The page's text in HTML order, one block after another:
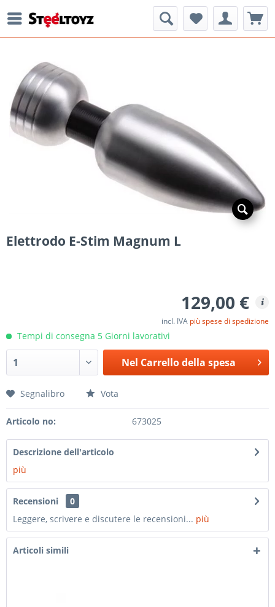
Elettrodo E-Stim Magnum L
129,00 €
incl. IVA più spese di spedizione
Tempi di consegna 5 Giorni lavorativi
Nel Carrello della spesa
Segnalibro Vota
Articolo no: 673025
Descrizione dell'articolo
più
Recensioni
0
Leggere, scrivere e discutere le recensioni... più
Articoli simili